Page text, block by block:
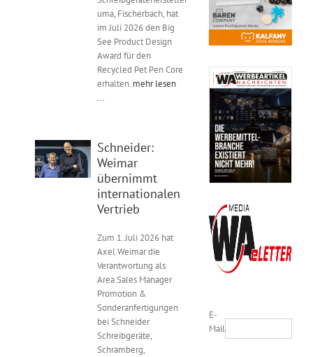
Wissen
uma, Fischerbach, hat
im Juli 2026 den Big
See Product Design
Award für den
Recycled Pet Pen Core
erhalten. mehr lesen
...
Schneider:
Weimar
übernimmt
internationalen
Vertrieb
Zum 1. Juli 2026 hat
Axel Weimar die
Verantwortung als
Area Sales Manager
Promotion &
Sonderanfertigungen
bei Schneider
Schreibgeräte,
Schramberg,
E-
Mail